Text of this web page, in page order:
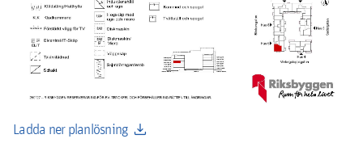
Ladda ner planlösning download